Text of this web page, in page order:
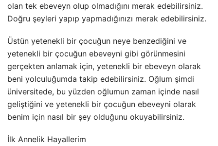
olan tek ebeveyn olup olmadığını merak edebilirsiniz.
Doğru şeyleri yapıp yapmadığınızı merak edebilirsiniz.
Üstün yetenekli bir çocuğun neye benzediğini ve
yetenekli bir çocuğun ebeveyni gibi görünmesini
gerçekten anlamak için, yetenekli bir ebeveyn olarak
beni yolculuğumda takip edebilirsiniz. Oğlum şimdi
üniversitede, bu yüzden oğlumun zaman içinde nasıl
geliştiğini ve yetenekli bir çocuğun ebeveyni olarak
benim için nasıl bir şey olduğunu okuyabilirsiniz.
İlk Annelik Hayallerim